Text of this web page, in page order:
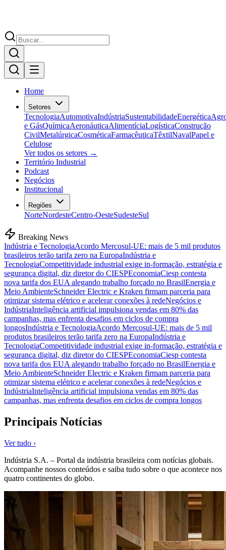
Home
Setores
TecnologiaAutomotivaIndústriaSustentabilidadeEnergética
e GásQuímicaAeronáuticaAlimentíciaLogísticaConstrução
CivilMetalúrgicaCosméticaFarmacêuticaTêxtilNavalPapel e
Celulose
Ver todos os setores →
Território Industrial
Podcast
Negócios
Institucional
Regiões
NorteNordesteCentro-OesteSudesteSul
Breaking News
Indústria e TecnologiaAcordo Mercosul-UE: mais de 5 mil produtos
brasileiros terão tarifa zero na EuropaIndústria e
TecnologiaCompetitividade industrial exige in-formação, estratégia e
segurança digital, diz diretor do CIESPEconomiaCiesp contesta
nova tarifa dos EUA alegando trabalho forçado no BrasilEnergia e
Meio AmbienteSchneider Electric e Kraken firmam parceria para
otimizar sistema elétrico e acelerar conexões à redeNegócios e
IndústriaInteligência artificial impulsiona vendas em 80% das
campanhas, mas enfrenta desafios em ciclos de compra
longosIndústria e TecnologiaAcordo Mercosul-UE: mais de 5 mil
produtos brasileiros terão tarifa zero na EuropaIndústria e
TecnologiaCompetitividade industrial exige in-formação, estratégia e
segurança digital, diz diretor do CIESPEconomiaCiesp contesta
nova tarifa dos EUA alegando trabalho forçado no BrasilEnergia e
Meio AmbienteSchneider Electric e Kraken firmam parceria para
otimizar sistema elétrico e acelerar conexões à redeNegócios e
IndústriaInteligência artificial impulsiona vendas em 80% das
campanhas, mas enfrenta desafios em ciclos de compra longos
Principais Notícias
Ver tudo ›
Indústria S.A. – Portal da indústria brasileira com notícias globais.
Acompanhe nossos conteúdos e saiba tudo sobre o que acontece nos
quatro continentes do globo.